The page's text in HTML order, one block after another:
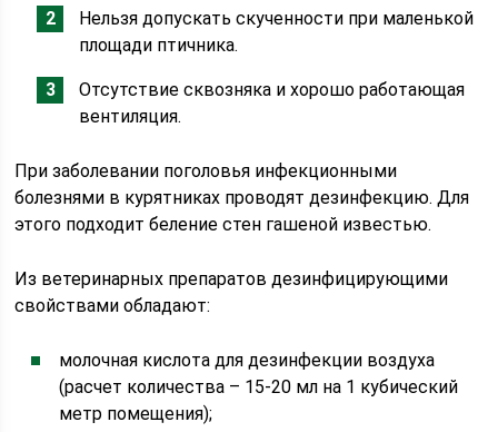
Нельзя допускать скученности при маленькой
площади птичника.
Отсутствие сквозняка и хорошо работающая
вентиляция.
При заболевании поголовья инфекционными
болезнями в курятниках проводят дезинфекцию. Для
этого подходит беление стен гашеной известью.
Из ветеринарных препаратов дезинфицирующими
свойствами обладают:
молочная кислота для дезинфекции воздуха
(расчет количества – 15-20 мл на 1 кубический
метр помещения);